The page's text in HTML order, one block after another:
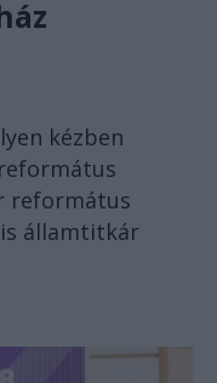
kézben
református
államtitkár